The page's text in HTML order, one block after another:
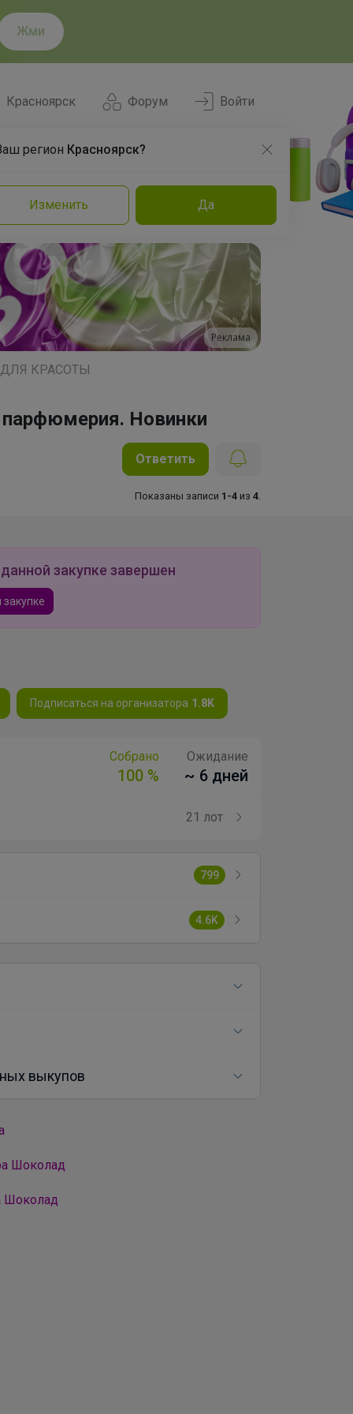
Жми
Форум
Красноярск
регион Красноярск?
Изменить Да
Войти
Команда Эксперты
Реклама
КРАСОТЫ
Новинки
Ответить
Показаны записи 1-4 из 4
закупке завершен
Подписаться на организатора 1.8K
Собрано
100 %
Ожидание
~ 6 дней
21 лот
799
4.6K
выкупов
Шоколад
Шоколад